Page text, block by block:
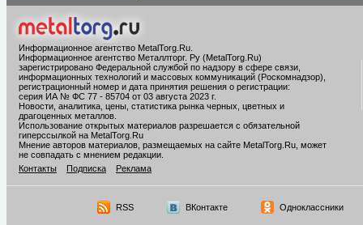
Информационное агентство MetalTorg.Ru
Информационное агентство Металлторг. Ру (MetalTorg.Ru)
зарегистрировано Федеральной службой по надзору в сфере связи,
информационных технологий и массовых коммуникаций (Роскомнадзор),
регистрационный номер и дата принятия решения о регистрации:
серия ИА № ФС 77 - 85704 от 03 августа 2023 г.
Новости, аналитика, цены, статистика рынка черных, цветных и
драгоценных металлов.
Использование открытых материалов разрешается с обязательной
гиперссылкой на MetalTorg.Ru
Мнение авторов материалов, размещаемых на сайте MetalTorg.Ru, может
не совпадать с мнением редакции.
Контакты
Подписка Реклама
RSS ВКонтакте Одноклассники